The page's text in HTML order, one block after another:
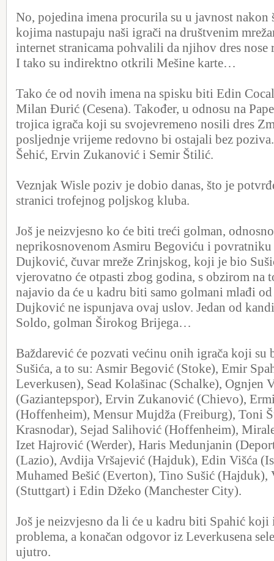
No, pojedina imena procurila su u javnost nakon
kojima nastupaju naši igrači na društvenim
internet stranicama pohvalili da njihov dres nose
I tako su indirektno otkrili Mešine karte…
Tako će od novih imena na spisku biti Edin
Milan Đurić (Cesena). Također, u odnosu na
trojica igrača koji su svojevremeno nosili dres
posljednje vrijeme redovno bi ostajali bez
Šehić, Ervin Zukanović i Semir Štilić.
Veznjak Wisle poziv je dobio danas, što je
stranici trofejnog poljskog kluba.
Još je neizvjesno ko će biti treći golman,
neprikosnovenom Asmiru Begoviću i povratniku
Dujković, čuvar mreže Zrinjskog, koji je bio
vjerovatno će otpasti zbog godina, s obzirom na
najavio da će u kadru biti samo golmani mlađi
Dujković ne ispunjava ovaj uslov. Jedan od
Soldo, golman Širokog Brijega…
Baždarević će pozvati većinu onih igrača koji su
Sušića, a to su: Asmir Begović (Stoke), Emir
Leverkusen), Sead Kolašinac (Schalke), Ognjen
(Gaziantepspor), Ervin Zukanović (Chievo),
(Hoffenheim), Mensur Mujdža (Freiburg), Toni
Krasnodar), Sejad Salihović (Hoffenheim),
Izet Hajrović (Werder), Haris Medunjanin
(Lazio), Avdija Vršajević (Hajduk), Edin Višća
Muhamed Bešić (Everton), Tino Sušić (Hajduk),
(Stuttgart) i Edin Džeko (Manchester City).
Još je neizvjesno da li će u kadru biti Spahić
problema, a konačan odgovor iz Leverkusena
ujutro.